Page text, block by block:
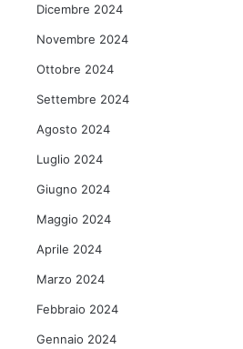
Dicembre 2024
Novembre 2024
Ottobre 2024
Settembre 2024
Agosto 2024
Luglio 2024
Giugno 2024
Maggio 2024
Aprile 2024
Marzo 2024
Febbraio 2024
Gennaio 2024